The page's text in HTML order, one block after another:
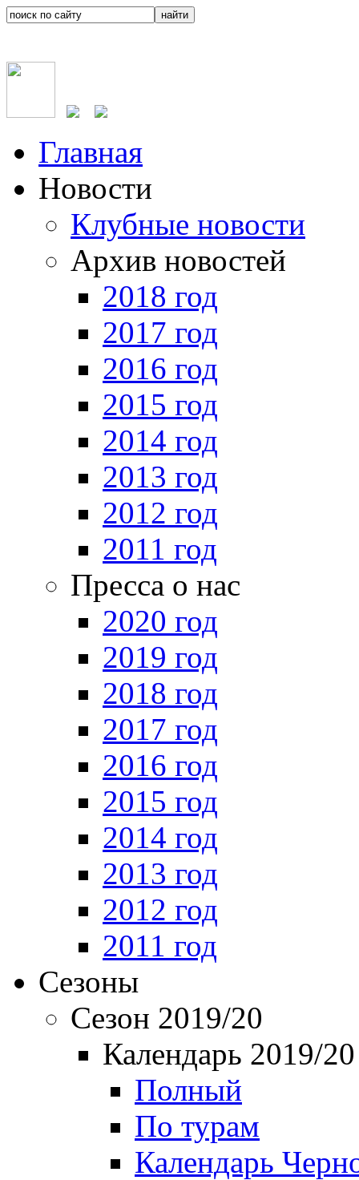
Главная
Новости
Клубные новости
Архив новостей
2018 год
2017 год
2016 год
2015 год
2014 год
2013 год
2012 год
2011 год
Пресса о нас
2020 год
2019 год
2018 год
2017 год
2016 год
2015 год
2014 год
2013 год
2012 год
2011 год
Сезоны
Сезон 2019/20
Календарь 2019/20
Полный
По турам
Календарь